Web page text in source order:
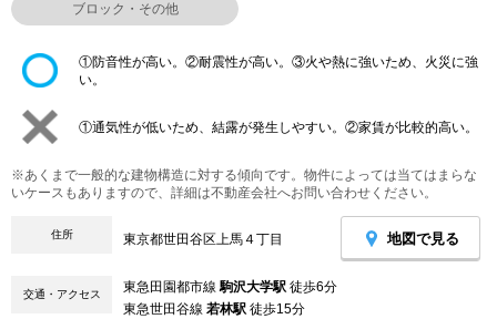
ブロック・その他
①防音性が高い。②耐震性が高い。③火や熱に強いため、火災に強
い。
①通気性が低いため、結露が発生しやすい。②家賃が比較的高い。
※あくまで一般的な建物構造に対する傾向です。物件によっては当てはまらな
いケースもありますので、詳細は不動産会社へお問い合わせください。
住所 東京都世田谷区上馬４丁目 地図で見る
交通・アクセス 東急田園都市線 駒沢大学駅 徒歩6分
東急世田谷線 若林駅 徒歩15分